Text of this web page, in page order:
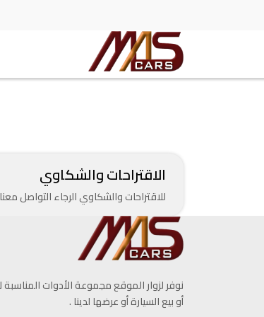
الاقتراحات والشكاوي
للاقتراحات والشكاوي الرجاء التواصل
نوفر لزوار الموقع مجموعة الأدوات المناسبة
أو بيع السيارة أو عرضها لدينا .